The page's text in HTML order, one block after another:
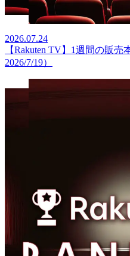
2026.07.24
【Rakuten TV】1週間の販売
2026/7/19）